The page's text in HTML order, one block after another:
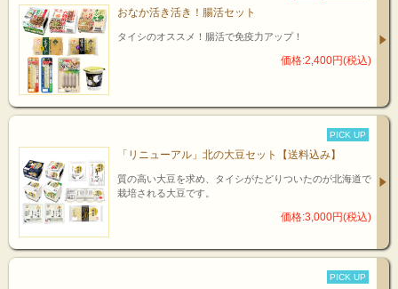
おなか活き活き！腸活セット
タイシのオススメ！腸活で免疫力アップ！
価格:2,400円(税込)
PICK UP
「リニューアル」北の大豆セット【送料込み】
質の高い大豆を求め、タイシがたどりついたのが北海道で
栽培される大豆です。
価格:3,000円(税込)
PICK UP